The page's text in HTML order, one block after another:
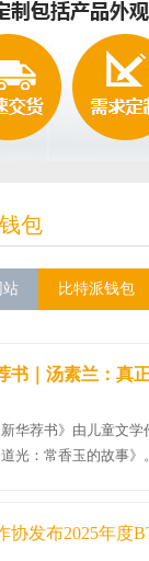
包
站 比特派钱包
书｜汤素兰：真
华荐书》由儿童文
光：常香玉的故事
协发布2025年度